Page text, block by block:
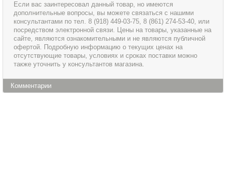
Если вас заинтересовал данный товар, но имеются
дополнительные вопросы, вы можете связаться с нашими
консультантами по тел. 8 (918) 449-03-75, 8 (861) 274-53-40, или
посредством электронной связи. Цены на товары, указанные на
сайте, являются ознакомительными и не являются публичной
офертой. Подробную информацию о текущих ценах на
отсутствующие товары, условиях и сроках поставки можно
также уточнить у консультантов магазина.
Комментарии